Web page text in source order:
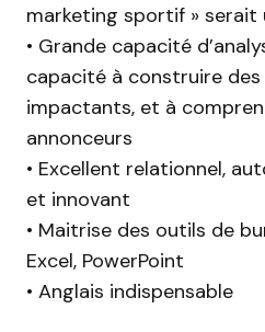
marketing sportif » serait
• Grande capacité
capacité à construire
impactants, et à
annonceurs
• Excellent relationnel,
et innovant
• Maitrise des outils de
Excel, PowerPoint
• Anglais indispensable